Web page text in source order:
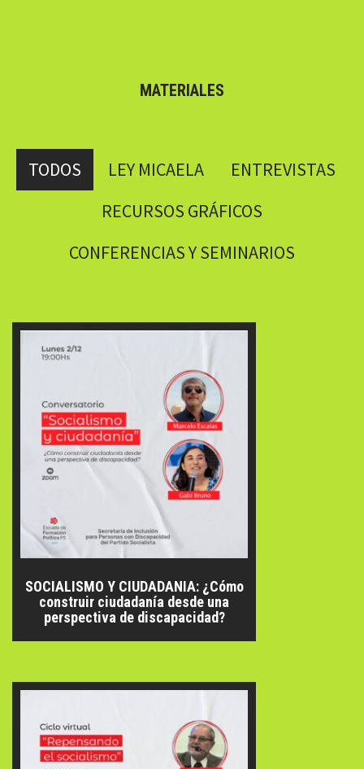
MATERIALES
TODOS LEY MICAELA
ENTREVISTAS
RECURSOS GRÁFICOS
CONFERENCIAS Y SEMINARIOS
SOCIALISMO Y CIUDADANIA: ¿Cómo
construir ciudadanía desde una
perspectiva de discapacidad?